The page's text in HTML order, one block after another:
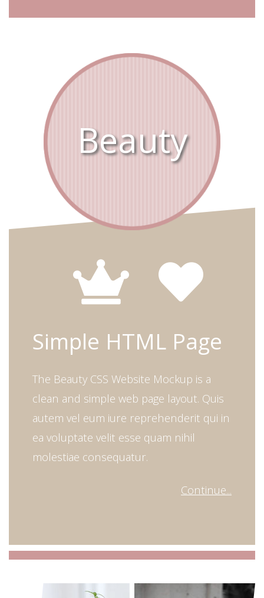
Beauty
Simple HTML Page
The Beauty CSS Website Mockup is a
clean and simple web page layout. Quis
autem vel eum iure reprehenderit qui in
ea voluptate velit esse quam nihil
molestiae consequatur.
Continue...